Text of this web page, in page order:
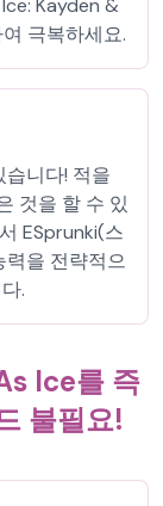
Kayden &
극복하세요.
니다! 적을
것을 할 수 있
ESprunki(스
을 전략적으
.
Ice를 즉
불필요!